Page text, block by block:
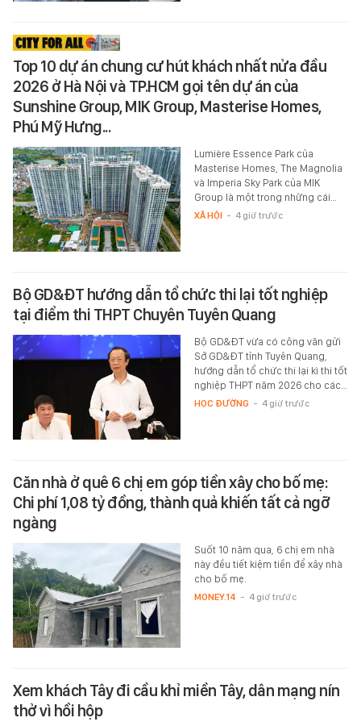
Top 10 dự án chung cư hút khách nhất nửa đầu
2026 ở Hà Nội và TP.HCM gọi tên dự án của
Sunshine Group, MIK Group, Masterise Homes,
Phú Mỹ Hưng...
Lumière Essence Park của
Masterise Homes, The Magnolia
và Imperia Sky Park của MIK
Group là một trong những cái…
XÃ HỘI - 4 giờ trước
Bộ GD&ĐT hướng dẫn tổ chức thi lại tốt nghiệp
tại điểm thi THPT Chuyên Tuyên Quang
Bộ GD&ĐT vừa có công văn gửi
Sở GD&ĐT tỉnh Tuyên Quang,
hướng dẫn tổ chức thi lại kì thi tốt
nghiệp THPT năm 2026 cho các…
HỌC ĐƯỜNG - 4 giờ trước
Căn nhà ở quê 6 chị em góp tiền xây cho bố mẹ:
Chi phí 1,08 tỷ đồng, thành quả khiến tất cả ngỡ
ngàng
Suốt 10 năm qua, 6 chị em nhà
này đều tiết kiệm tiền để xây nhà
cho bố mẹ.
MONEY.14 - 4 giờ trước
Xem khách Tây đi cầu khỉ miền Tây, dân mạng nín
thở vì hồi hộp